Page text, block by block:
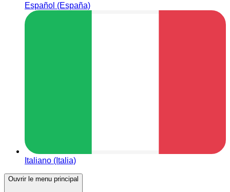
Español (España)
Italiano (Italia)
Ouvrir le menu principal